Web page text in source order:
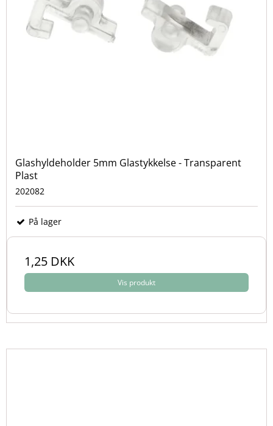
Glashyldeholder 5mm Glastykkelse - Transparent
Plast
202082
På lager
1,25 DKK
Vis produkt